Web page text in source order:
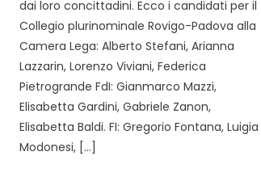
dai loro concittadini. Ecco i candidati per il
Collegio plurinominale Rovigo-Padova alla
Camera Lega: Alberto Stefani, Arianna
Lazzarin, Lorenzo Viviani, Federica
Pietrogrande FdI: Gianmarco Mazzi,
Elisabetta Gardini, Gabriele Zanon,
Elisabetta Baldi. FI: Gregorio Fontana, Luigia
Modonesi, […]